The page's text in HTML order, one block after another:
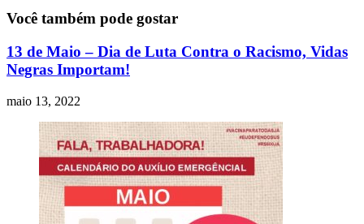
Você também pode gostar
13 de Maio – Dia de Luta Contra o Racismo, Vidas
Negras Importam!
maio 13, 2022